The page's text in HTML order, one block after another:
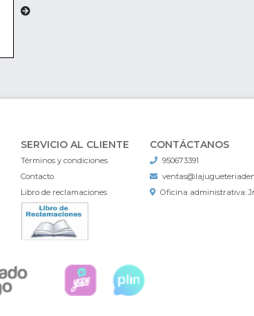
SERVICIO AL CLIENTE
Términos y condiciones
Contacto
Libro de reclamaciones
CONTÁCTANOS
950673391
Oficina administrativa: